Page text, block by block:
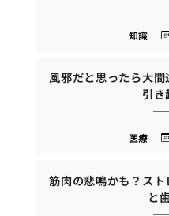
知識
風邪だと思ったら大
引き
医療
筋肉の悲鳴かも？ス
と